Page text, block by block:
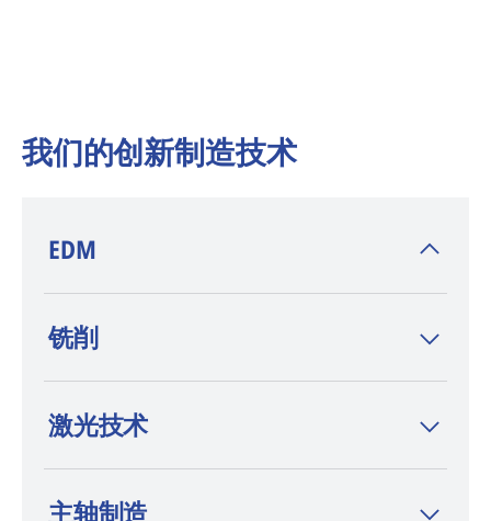
我们的创新制造技术
EDM
的发明者，在 wire-cut EDM、sinker EDM 和
钻孔 EDM 领域，这一品牌以高端定位和持续
铣削
激光技术
主轴制造